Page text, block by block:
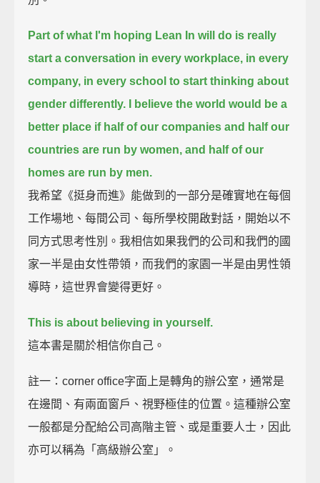
Part of what I'm hoping Lean In will do is really
start a conversation in every workplace, in every
company, in every school to start thinking about
gender differently.
I believe the world would be a
better place if half of our companies and half our
countries are run by women, and half of our
homes are run by men.
我希望《挺身而進》能做到的一部分是確實地在每個
工作場地、每間公司、每所學校開啟對話，開始以不
同方式思考性別。我相信如果我們的公司和我們的國
家一半是由女性帶領，而我們的家園一半是由男性領
導時，這世界會變得更好。
This is about believing in yourself.
這本書是關於相信你自己。
註一：corner office字面上是轉角的辦公室，通常是
在邊間、有兩面窗戶、視野極佳的位置。這種辦公室
一般都是分配給公司高階主管、或是重要人士，因此
亦可以稱為「高級辦公室」。